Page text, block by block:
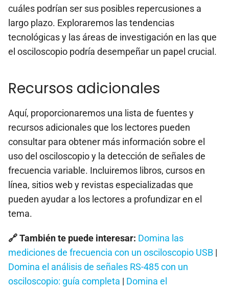
cuáles podrían ser sus posibles repercusiones a
largo plazo. Exploraremos las tendencias
tecnológicas y las áreas de investigación en las que
el osciloscopio podría desempeñar un papel crucial.
Recursos adicionales
Aquí, proporcionaremos una lista de fuentes y
recursos adicionales que los lectores pueden
consultar para obtener más información sobre el
uso del osciloscopio y la detección de señales de
frecuencia variable. Incluiremos libros, cursos en
línea, sitios web y revistas especializadas que
pueden ayudar a los lectores a profundizar en el
tema.
🔗 También te puede interesar: Domina las
mediciones de frecuencia con un osciloscopio USB |
Domina el análisis de señales RS-485 con un
osciloscopio: guía completa | Domina el